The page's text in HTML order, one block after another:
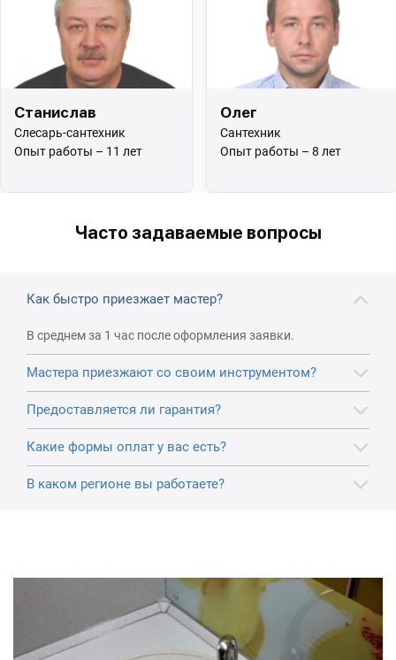
Станислав
Слесарь-сантехник
Опыт работы – 11 лет
Олег
Сантехник
Опыт работы – 8 лет
Часто задаваемые вопросы
Как быстро приезжает мастер?
В среднем за 1 час после оформления заявки.
Мастера приезжают со своим инструментом?
Предоставляется ли гарантия?
Какие формы оплат у вас есть?
В каком регионе вы работаете?